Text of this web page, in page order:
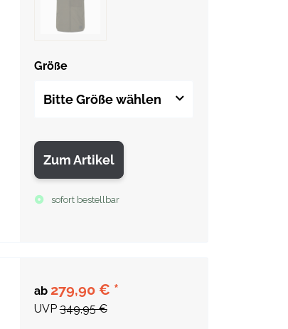
Größe
Bitte Größe wählen
Zum Artikel
sofort bestellbar
ab 279,90 € *
UVP 349,95 €